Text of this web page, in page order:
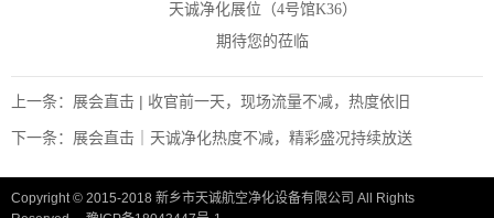
天诚净化展位（4号馆K36）
期待您的莅临
上一条：展会直击 | 收官前一天，现场流量不减，热度依旧
下一条：展会直击｜天诚净化热度不减，精彩盛况持续放送
Copyright © 2015-2018 新乡市天诚航空净化设备有限公司 All Rights